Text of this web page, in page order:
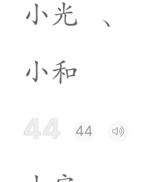
小光 、
小和
44 44